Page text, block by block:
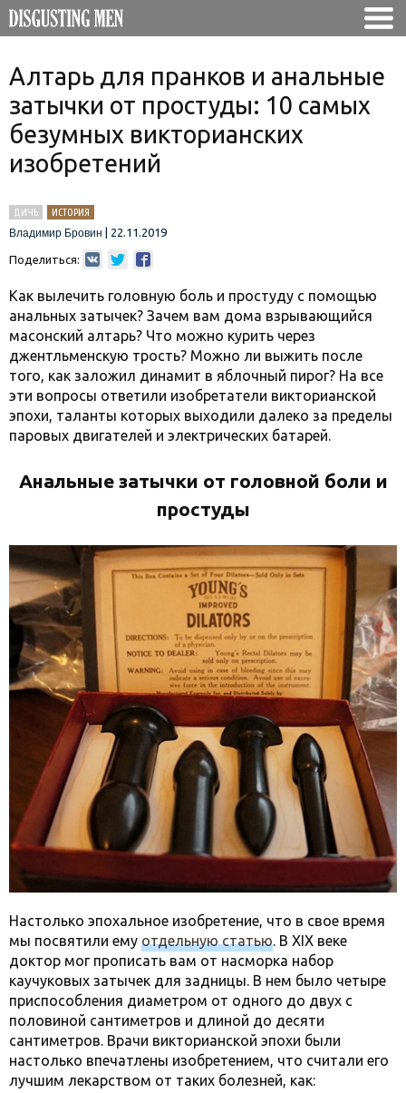
Алтарь для пранков и анальные
затычки от простуды: 10 самых
безумных викторианских
изобретений
ДИЧЬ
ИСТОРИЯ
Владимир Бровин
22.11.2019
Поделиться:
Как вылечить головную боль и простуду с помощью
анальных затычек? Зачем вам дома взрывающийся
масонский алтарь? Что можно курить через
джентльменскую трость? Можно ли выжить после
того, как заложил динамит в яблочный пирог? На все
эти вопросы ответили изобретатели викторианской
эпохи, таланты которых выходили далеко за пределы
паровых двигателей и электрических батарей.
Анальные затычки от головной боли и
простуды
Настолько эпохальное изобретение, что в свое время
мы посвятили ему отдельную статью. В XIX веке
доктор мог прописать вам от насморка набор
каучуковых затычек для задницы. В нем было четыре
приспособления диаметром от одного до двух с
половиной сантиметров и длиной до десяти
сантиметров. Врачи викторианской эпохи были
настолько впечатлены изобретением, что считали его
лучшим лекарством от таких болезней, как: